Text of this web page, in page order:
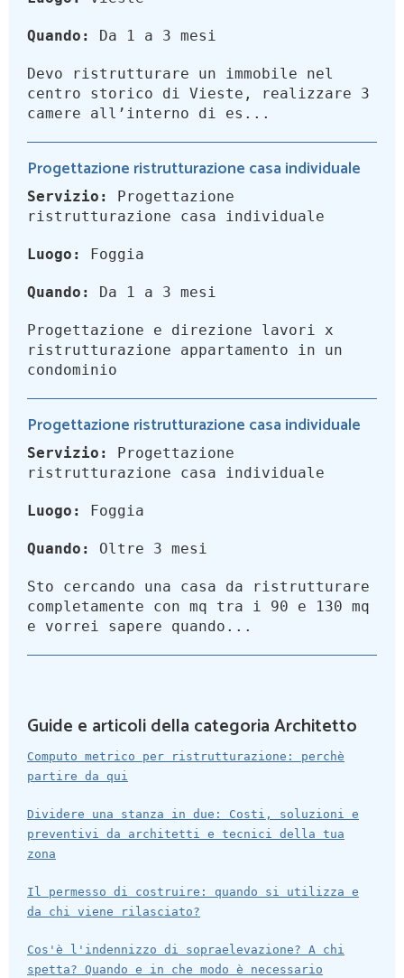
Quando: Da 1 a 3 mesi
Devo ristrutturare un immobile nel
centro storico di Vieste, realizzare 3
camere all’interno di es...
Progettazione ristrutturazione casa individuale
Servizio:
Progettazione
ristrutturazione casa individuale
Luogo: Foggia
Quando: Da 1 a 3 mesi
Progettazione e direzione lavori x
ristrutturazione appartamento in un
condominio
Progettazione ristrutturazione casa individuale
Servizio:
Progettazione
ristrutturazione casa individuale
Luogo: Foggia
Quando: Oltre 3 mesi
Sto cercando una casa da ristrutturare
completamente con mq tra i 90 e 130 mq
e vorrei sapere quando...
Guide e articoli della categoria Architetto
Computo metrico per ristrutturazione: perchè
partire da qui
Dividere una stanza in due: Costi, soluzioni e
preventivi da architetti e tecnici della tua
zona
Il permesso di costruire: quando si utilizza e
da chi viene rilasciato?
Cos'è l'indennizzo di sopraelevazione? A chi
spetta? Quando e in che modo è necessario